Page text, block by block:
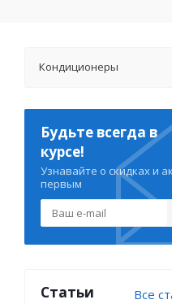
Кондиционеры
Будьте всегда в
курсе!
Узнавайте о скидках и
первым
Статьи Все